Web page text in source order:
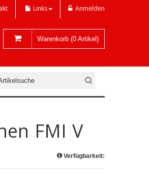
Links Anmelden
Warenkorb (0 Artikel)
FMI V
Verfügbarkeit: